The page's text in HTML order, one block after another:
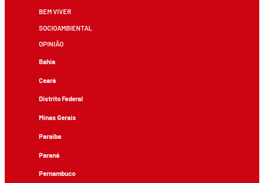
BEM VIVER
SOCIOAMBIENTAL
OPINIÃO
Bahia
Ceará
Distrito Federal
Minas Gerais
Paraíba
Paraná
Pernambuco